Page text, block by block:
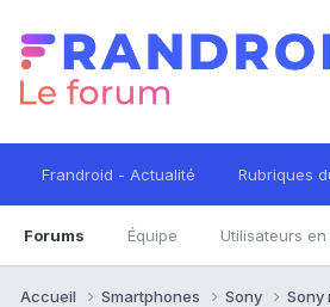
Frandroid - Actualité Rubriques
Forums Équipe Utilisateurs en
Accueil Smartphones Sony Sony